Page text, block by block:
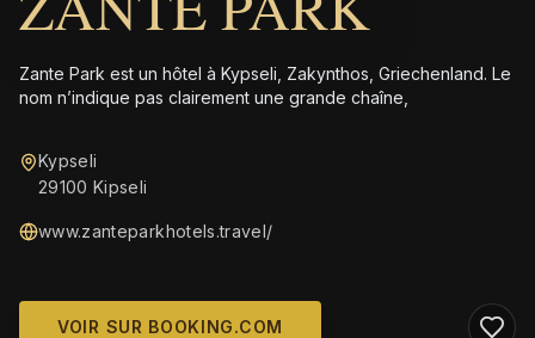
Zante Park est un hôtel à Kypseli, Zakynthos, Griechenland. Le
nom n’indique pas clairement une grande chaîne,
Kypseli
29100 Kipseli
www.zanteparkhotels.travel/
VOIR SUR BOOKING.COM